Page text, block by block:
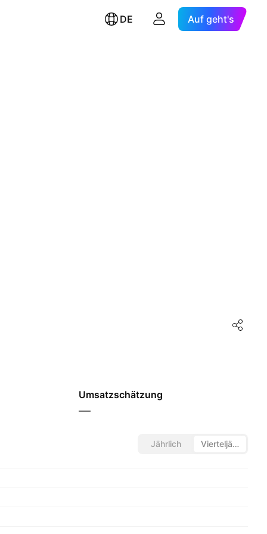
DE Auf geht's
Umsatzschätzung
—
Jährlich Vierteljährlich